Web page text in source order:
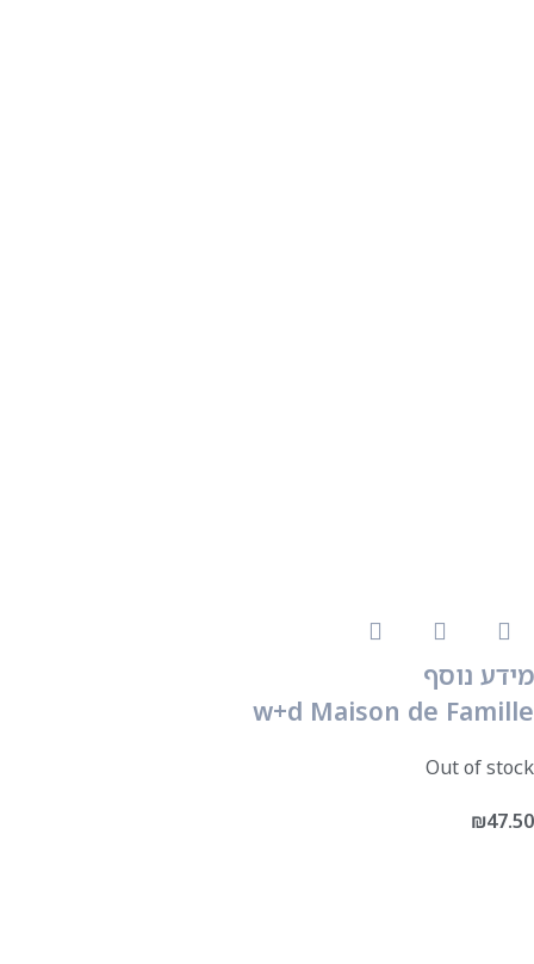
מידע נוסף
w+d Maison de Famille
Out of stock
₪47.50